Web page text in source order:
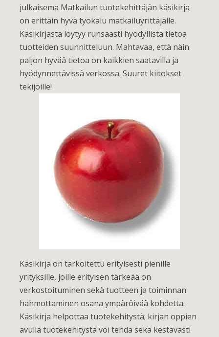
julkaisema Matkailun tuotekehittäjän käsikirja
on erittäin hyvä työkalu matkailuyrittäjälle.
Käsikirjasta löytyy runsaasti hyödyllistä tietoa
tuotteiden suunnitteluun. Mahtavaa, että näin
paljon hyvää tietoa on kaikkien saatavilla ja
hyödynnettävissä verkossa. Suuret kiitokset
tekijöille!
Käsikirja on tarkoitettu erityisesti pienille
yrityksille, joille erityisen tärkeää on
verkostoituminen sekä tuotteen ja toiminnan
hahmottaminen osana ympäröivää kohdetta.
Käsikirja helpottaa tuotekehitystä; kirjan oppien
avulla tuotekehitystä voi tehdä sekä kestävästi